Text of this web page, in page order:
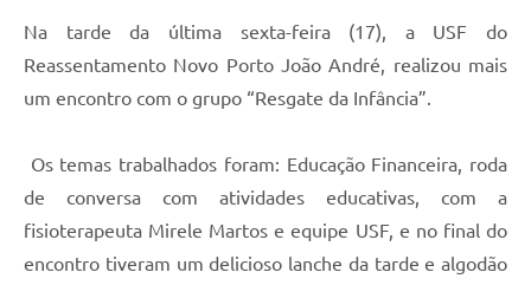
Na tarde da última sexta-feira (17), a USF do
Reassentamento Novo Porto João André, realizou mais
um encontro com o grupo “Resgate da Infância”.
Os temas trabalhados foram: Educação Financeira, roda
de conversa com atividades educativas, com a
fisioterapeuta Mirele Martos e equipe USF, e no final do
encontro tiveram um delicioso lanche da tarde e algodão